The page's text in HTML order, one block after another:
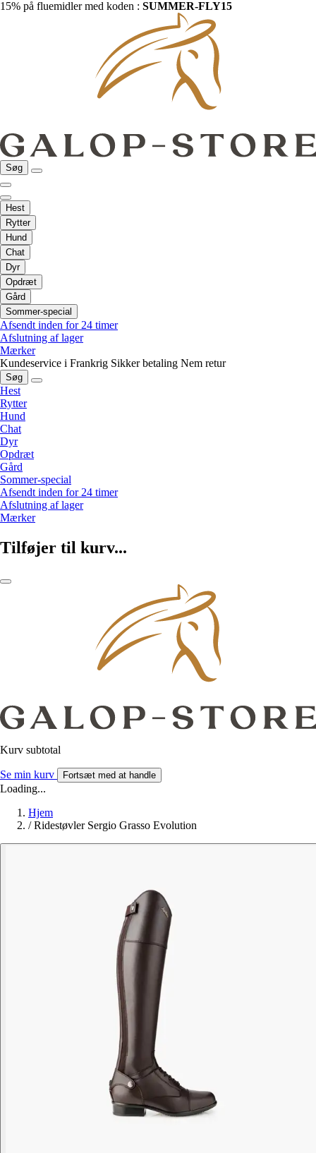
15% på fluemidler med koden : SUMMER-FLY15
Søg
Hest
Rytter
Hund
Chat
Dyr
Opdræt
Gård
Sommer-special
Afsendt inden for 24 timer
Afslutning af lager
Mærker
Kundeservice i Frankrig Sikker betaling Nem retur
Søg
Hest
Rytter
Hund
Chat
Dyr
Opdræt
Gård
Sommer-special
Afsendt inden for 24 timer
Afslutning af lager
Mærker
Tilføjer til kurv...
Kurv subtotal
Se min kurv Fortsæt med at handle
Loading...
Hjem
/ Ridestøvler Sergio Grasso Evolution